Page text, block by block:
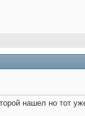
нашел но тот